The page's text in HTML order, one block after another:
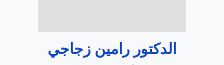
الدکتور رامين زجاجي